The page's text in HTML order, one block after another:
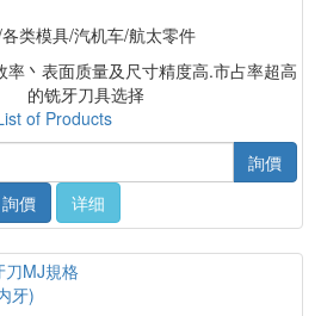
类模具/汽机车/航太零件
率丶表面质量及尺寸精度高.市占率超高
的铣牙刀具选择
of Products
詢價
詢價
详细
牙)